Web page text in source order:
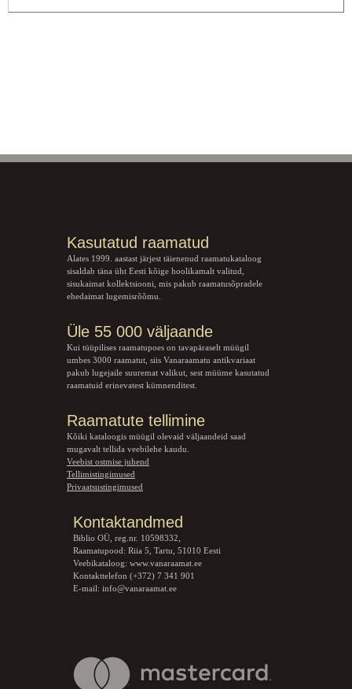
Kasutatud raamatud
Alates 1999. aastast järjest täienenud raamatukataloog
sisaldab täna üht Eesti kõige hoolikamalt valitud,
sisukaimat kollektsiooni, mis pakub raamatusõpradele
ehedaimat lugemisrõõmu.
Üle 55 000 väljaande
Kui tüüpilises raamatupoes on tavapäraselt müügil
umbes 3000 raamatut, siis Vanaraamatu antikvariaat
pakub lugejaile suuremat valikut, sest müüme kasutatud
raamatuid erinevatest kümnenditest.
Raamatute tellimine
Kõiki kataloogis müügil olevaid väljaandeid saad
mugavalt tellida veebilehe kaudu.
Veebist ostmise juhend
Tellimistingimused
Privaatsustingimused
Kontaktandmed
Biblio OÜ, reg.nr. 10598332,
Raamatupood: Riia 5, Tartu, 51010 Eesti
Veebikataloog: www.vanaraamat.ee
Kontakttelefon (+372) 7 341 901
E-mail: info@vanaraamat.ee